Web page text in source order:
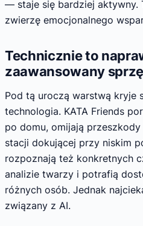
— staje się bardziej aktywny.
zwierzę emocjonalnego
Technicznie to
zaawansowany
Pod tą uroczą warstwą kryje
technologia. KATA Friends
po domu, omijają
stacji dokującej przy niskim
rozpoznają też konkretnych
analizie twarzy i potrafią
różnych osób. Jednak
związany z AI.